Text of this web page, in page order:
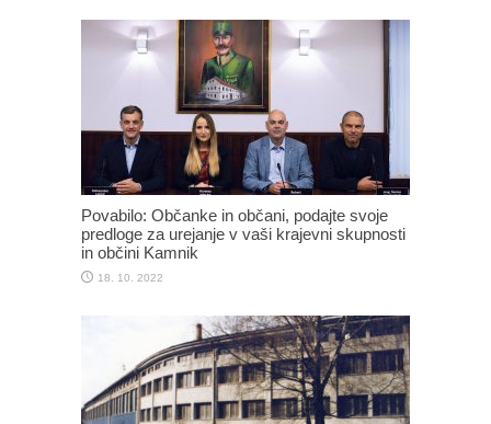
Povabilo: Občanke in občani, podajte svoje
predloge za urejanje v vaši krajevni skupnosti
in občini Kamnik
18. 10. 2022